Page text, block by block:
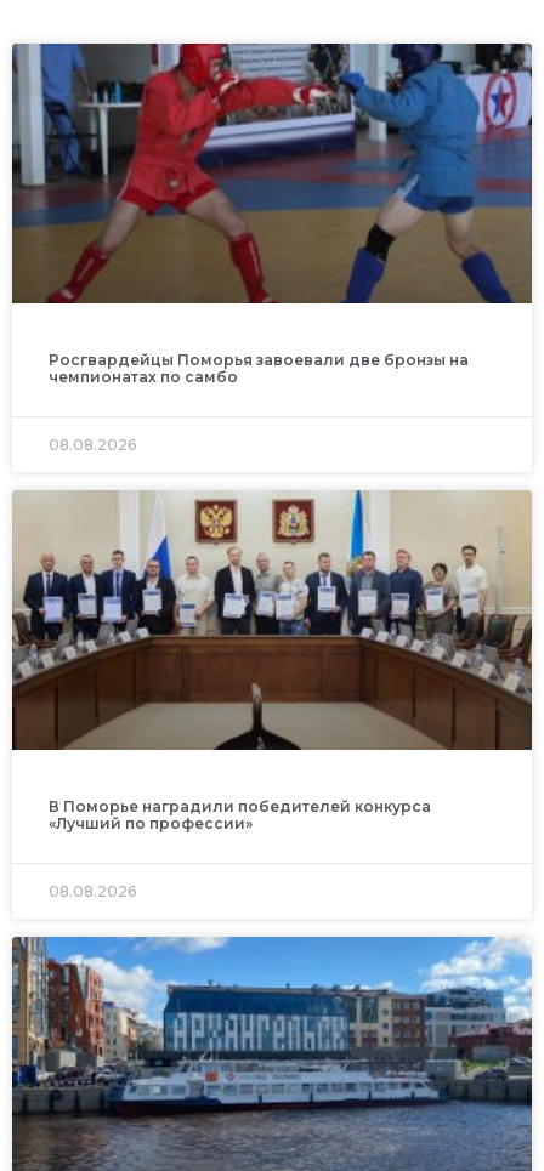
Росгвардейцы Поморья завоевали две бронзы на
чемпионатах по самбо
08.08.2026
В Поморье наградили победителей конкурса
«Лучший по профессии»
08.08.2026